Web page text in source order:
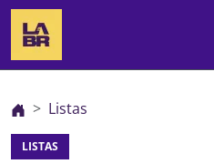
Listas
LISTAS